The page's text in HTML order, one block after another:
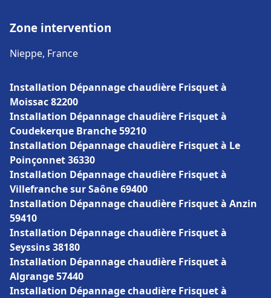
Zone intervention
Nieppe, France
Installation Dépannage chaudière Frisquet à
Moissac 82200
Installation Dépannage chaudière Frisquet à
Coudekerque Branche 59210
Installation Dépannage chaudière Frisquet à Le
Poinçonnet 36330
Installation Dépannage chaudière Frisquet à
Villefranche sur Saône 69400
Installation Dépannage chaudière Frisquet à Anzin
59410
Installation Dépannage chaudière Frisquet à
Seyssins 38180
Installation Dépannage chaudière Frisquet à
Algrange 57440
Installation Dépannage chaudière Frisquet à